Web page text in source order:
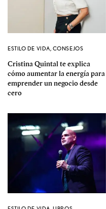
ESTILO DE VIDA, CONSEJOS
Cristina Quintal te explica
cómo aumentar la energía para
emprender un negocio desde
cero